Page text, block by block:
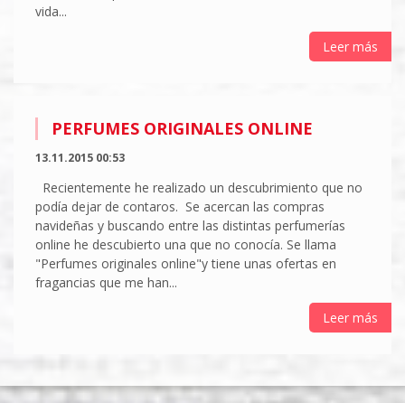
vida...
Leer más
PERFUMES ORIGINALES ONLINE
13.11.2015 00:53
Recientemente he realizado un descubrimiento que no
podía dejar de contaros. Se acercan las compras
navideñas y buscando entre las distintas perfumerías
online he descubierto una que no conocía. Se llama
"Perfumes originales online"y tiene unas ofertas en
fragancias que me han...
Leer más